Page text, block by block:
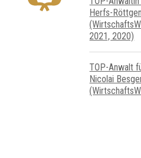
Herfs-Röttgen
2021, 2020)
TOP-Anwalt
Nicolai